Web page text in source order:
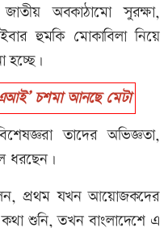
জাতীয় অবকাঠামো সুরক্ষা,
হুমকি মোকাবিলা নিয়ে
হচ্ছে।
চশমা আনছে মেটা
তাদের অভিজ্ঞতা,
ধরছেন।
প্রথম যখন আয়োজকদের
শুনি, তখন বাংলাদেশে এ